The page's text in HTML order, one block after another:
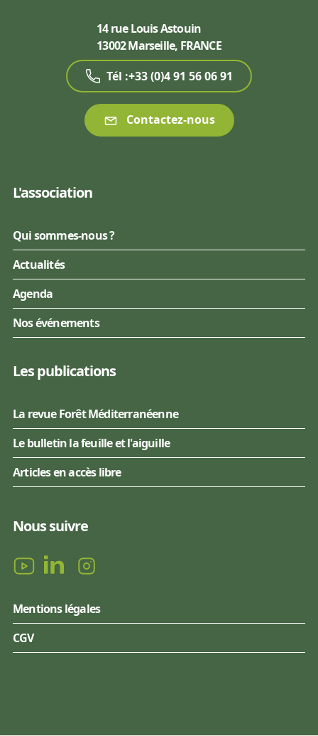
14 rue Louis Astouin
13002 Marseille, FRANCE
Tél :+33 (0)4 91 56 06 91
Contactez-nous
L'association
Qui sommes-nous ?
Actualités
Agenda
Nos événements
Les publications
La revue Forêt Méditerranéenne
Le bulletin la feuille et l'aiguille
Articles en accès libre
Nous suivre
Mentions légales
CGV